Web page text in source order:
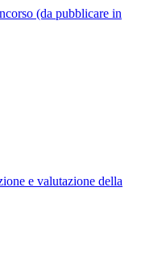
(da pubblicare in
e valutazione della